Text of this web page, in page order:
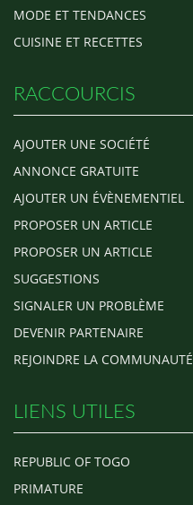
MODE ET TENDANCES
CUISINE ET RECETTES
RACCOURCIS
AJOUTER UNE SOCIÉTÉ
ANNONCE GRATUITE
AJOUTER UN ÉVÈNEMENTIEL
PROPOSER UN ARTICLE
PROPOSER UN ARTICLE
SUGGESTIONS
SIGNALER UN PROBLÈME
DEVENIR PARTENAIRE
REJOINDRE LA COMMUNAUTÉ
LIENS UTILES
REPUBLIC OF TOGO
PRIMATURE